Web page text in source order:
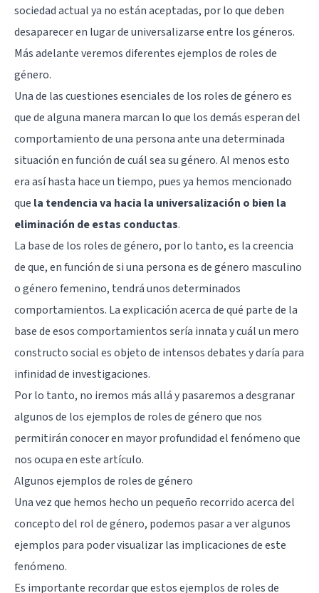
sociedad actual ya no están aceptadas, por lo que deben
desaparecer en lugar de universalizarse entre los géneros.
Más adelante veremos diferentes ejemplos de roles de
género.
Una de las cuestiones esenciales de los roles de género es
que de alguna manera marcan lo que los demás esperan del
comportamiento de una persona ante una determinada
situación en función de cuál sea su género. Al menos esto
era así hasta hace un tiempo, pues ya hemos mencionado
que la tendencia va hacia la universalización o bien la
eliminación de estas conductas.
La base de los roles de género, por lo tanto, es la creencia
de que, en función de si una persona es de género masculino
o género femenino, tendrá unos determinados
comportamientos. La explicación acerca de qué parte de la
base de esos comportamientos sería innata y cuál un mero
constructo social es objeto de intensos debates y daría para
infinidad de investigaciones.
Por lo tanto, no iremos más allá y pasaremos a desgranar
algunos de los ejemplos de roles de género que nos
permitirán conocer en mayor profundidad el fenómeno que
nos ocupa en este artículo.
Algunos ejemplos de roles de género
Una vez que hemos hecho un pequeño recorrido acerca del
concepto del rol de género, podemos pasar a ver algunos
ejemplos para poder visualizar las implicaciones de este
fenómeno.
Es importante recordar que estos ejemplos de roles de